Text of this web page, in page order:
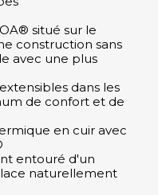
situé sur le
construction sans
avec une plus
dans les
de confort et de
en cuir avec
entouré d'un
naturellement